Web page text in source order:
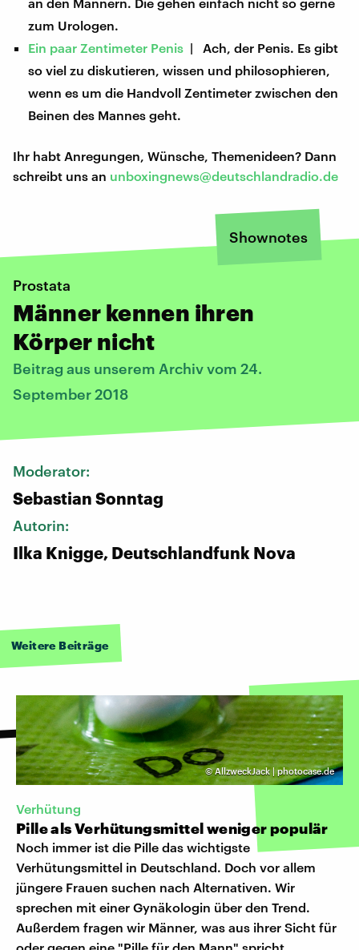
zum Urologen.
Ein paar Zentimeter Penis | Ach, der Penis. Es gibt
so viel zu diskutieren, wissen und philosophieren,
wenn es um die Handvoll Zentimeter zwischen den
Beinen des Mannes geht.
Ihr habt Anregungen, Wünsche, Themenideen? Dann
schreibt uns an unboxingnews@deutschlandradio.de
Shownotes
Prostata
Männer kennen ihren
Körper nicht
Beitrag aus unserem Archiv vom 24.
September 2018
Moderator:
Sebastian Sonntag
Autorin:
Ilka Knigge, Deutschlandfunk Nova
Weitere Beiträge
©AllzweckJack | photocase.de
Verhütung
Pille als Verhütungsmittel weniger populär
Noch immer ist die Pille das wichtigste
Verhütungsmittel in Deutschland. Doch vor allem
jüngere Frauen suchen nach Alternativen. Wir
sprechen mit einer Gynäkologin über den Trend.
Außerdem fragen wir Männer, was aus ihrer Sicht für